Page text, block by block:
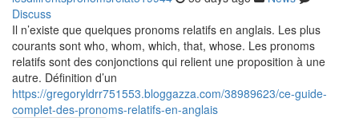
Discuss
Il n’existe que quelques pronoms relatifs en anglais. Les plus
courants sont who, whom, which, that, whose. Les pronoms
relatifs sont des conjonctions qui relient une proposition à une
autre. Définition d’un
https://gregoryldrr751553.bloggazza.com/38989623/ce-guide-
complet-des-pronoms-relatifs-en-anglais